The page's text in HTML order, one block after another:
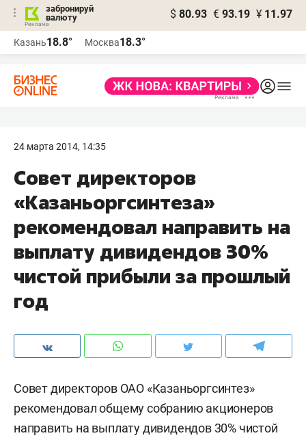
забронируй
валюту
$ 80.93 € 93.19 ¥ 11.97
Казань18.8° Москва18.3°
24 марта 2014, 14:35
Совет директоров
«Казаньоргсинтеза»
рекомендовал направить на
выплату дивидендов 30%
чистой прибыли за прошлый
год
Совет директоров ОАО «Казаньоргсинтез»
рекомендовал общему собранию акционеров
направить на выплату дивидендов 30% чистой